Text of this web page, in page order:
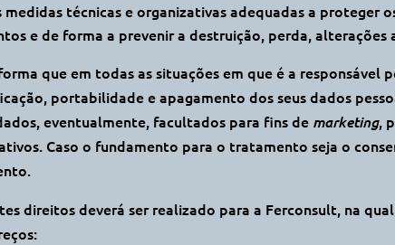
técnicas e organizativas adequadas a proteger
e de forma a prevenir a destruição, perda,
que em todas as situações em que é a
portabilidade e apagamento dos seus dados
eventualmente, facultados para fins de marketing,
Caso o fundamento para o tratamento seja o
direitos deverá ser realizado para a Ferconsult, na